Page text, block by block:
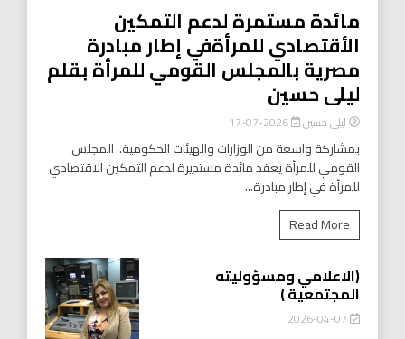
مائدة مستمرة لدعم التمكين
الأقتصادي للمرأةفي إطار مبادرة
مصرية بالمجلس القومي للمرأة بقلم
ليلى حسين
ليلى حسين 2026-07-17
بمشاركة واسعة من الوزارات والهيئات الحكومية.. المجلس
القومي للمرأة يعقد مائدة مستديرة لدعم التمكين الاقتصادي
للمرأة في إطار مبادرة...
Read More
(الاعلامي ومسؤوليته
المجتمعية )
2026-04-07